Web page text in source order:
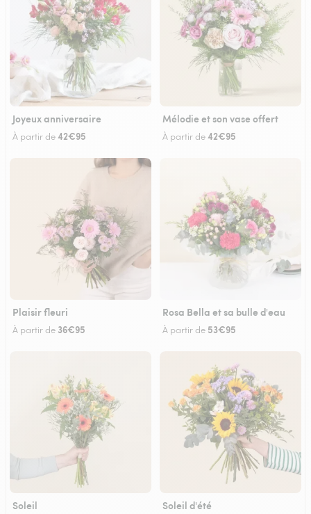
Joyeux anniversaire
À partir de42€95
Mélodie et son vase offert
À partir de42€95
Plaisir fleuri
À partir de 36€95
Rosa Bella et sa bulle d'eau
À partir de 53€95
Soleil Soleil d'été